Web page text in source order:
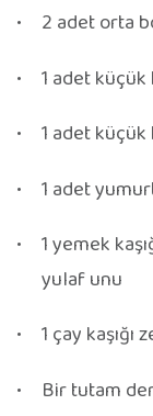
2 adet orta
1 adet küçük
1 adet küçük
1 adet
1 yemek
yulaf unu
1 çay kaşığı
Bir tutam